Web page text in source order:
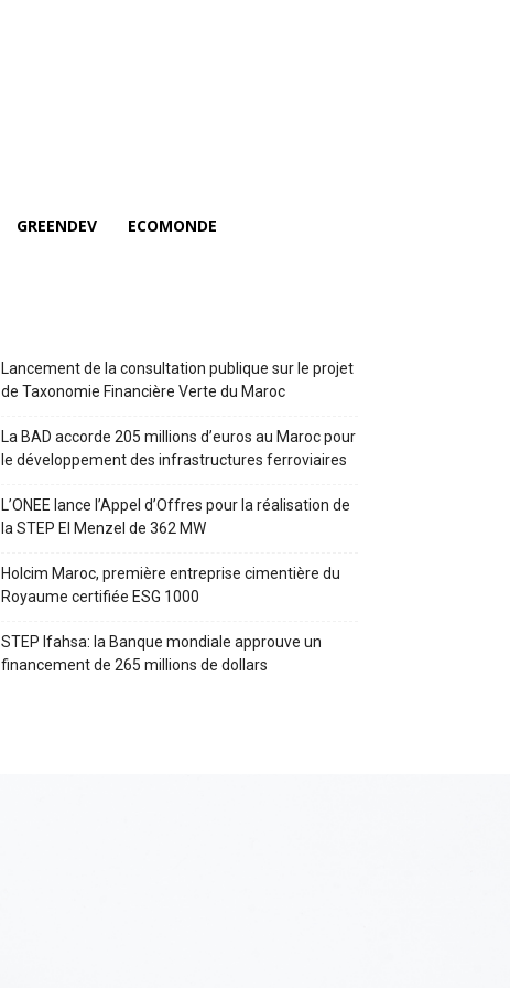
GREENDEV ECOMONDE
Lancement de la consultation publique sur le projet
de Taxonomie Financière Verte du Maroc
La BAD accorde 205 millions d’euros au Maroc pour
le développement des infrastructures ferroviaires
L’ONEE lance l’Appel d’Offres pour la réalisation de
la STEP El Menzel de 362 MW
Holcim Maroc, première entreprise cimentière du
Royaume certifiée ESG 1000
STEP Ifahsa: la Banque mondiale approuve un
financement de 265 millions de dollars